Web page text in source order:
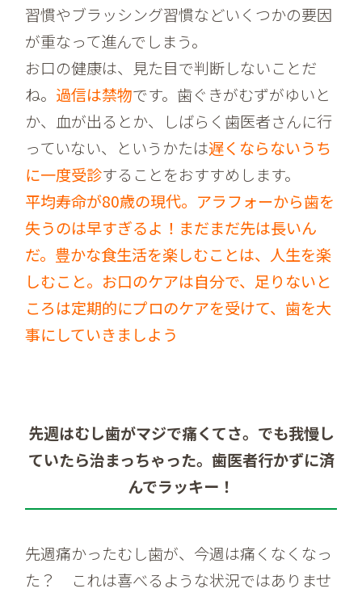
習慣やブラッシング習慣などいくつかの要因
が重なって進んでしまう。
お口の健康は、見た目で判断しないことだ
ね。 過信は禁物です。歯ぐきがむずがゆいと
か、血が出るとか、しばらく歯医者さんに行
っていない、というかたは遅くならないうち
に一度受診することをおすすめします。
平均寿命が80歳の現代。アラフォーから歯を
失うのは早すぎるよ！まだまだ先は長いん
だ。豊かな食生活を楽しむことは、人生を楽
しむこと。お口のケアは自分で、足りないと
ころは定期的にプロのケアを受けて、歯を大
事にしていきましよう
先週はむし歯がマジで痛くてさ。でも我慢し
ていたら治まっちゃった。歯医者行かずに済
んでラッキー！
先週痛かったむし歯が、今週は痛くなくなっ
た？ これは喜べるような状況ではありませ